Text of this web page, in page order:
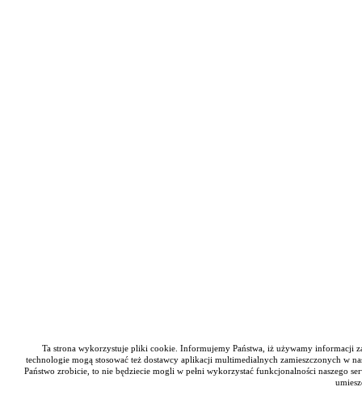
Ta strona wykorzystuje pliki cookie. Informujemy Państwa, iż używamy informacji
technologie mogą stosować też dostawcy aplikacji multimedialnych zamieszczonych w
Państwo zrobicie, to nie będziecie mogli w pełni wykorzystać funkcjonalności naszego